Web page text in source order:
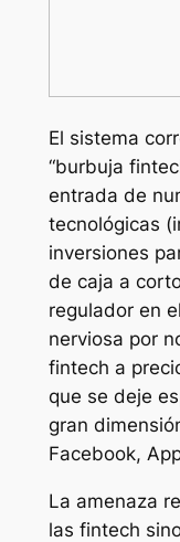
El sistema
“burbuja
entrada de
tecnológicas
inversiones
de caja a
regulador en
nerviosa por
fintech a
que se deje
gran
Facebook,
La amenaza
las fintech